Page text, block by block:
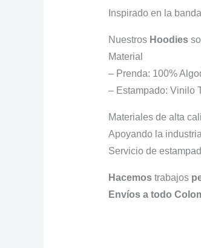
Inspirado en la
Nuestros Hoodies
Material
– Prenda: 100%
– Estampado: Vinilo
Materiales de alta
Apoyando la
Servicio de
Hacemostrabajos
Envíos a todo